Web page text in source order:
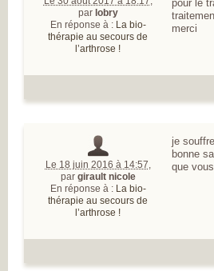
par lobry
En réponse à : La bio-
thérapie au secours de
l’arthrose !
pour le
merci
Le 18 juin 2016 à 14:57,
par girault nicole
En réponse à : La bio-
thérapie au secours de
l’arthrose !
je
bonne
que